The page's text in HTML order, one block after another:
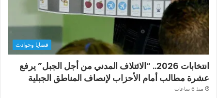
قضايا وحوادث
انتخابات 2026.. “الائتلاف المدني من أجل الجبل” يرفع
عشرة مطالب أمام الأحزاب لإنصاف المناطق الجبلية
منذ 6 ساعات